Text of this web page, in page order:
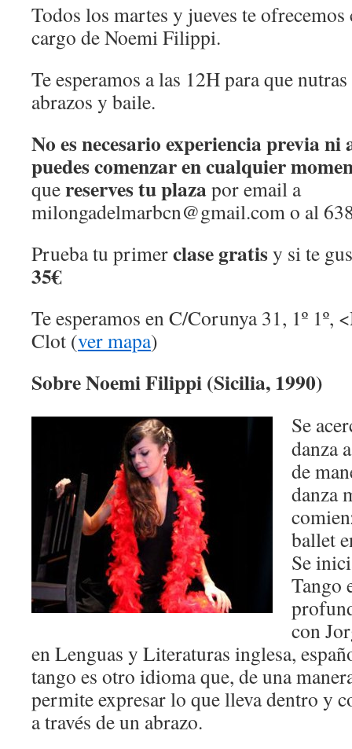
Todos los martes y jueves te
cargo de Noemi Filippi.
Te esperamos a las 12H para que
abrazos y baile.
No es necesario experiencia previa
puedes comenzar en cualquier
quereserves tu plazapor email a
milongadelmarbcn@gmail.como al
Prueba tu primerclase gratisy si te
35€
Te esperamos en C/Corunya 31, 1º
Clot (ver mapa)
Sobre Noemi Filippi (Sicilia, 1990)
Se
danza
de
danza
ballet
Se
Tango
con
en Lenguas y Literaturas inglesa,
tango es otro idioma que, de una
permite expresar lo que lleva dentro y
a través de un abrazo.